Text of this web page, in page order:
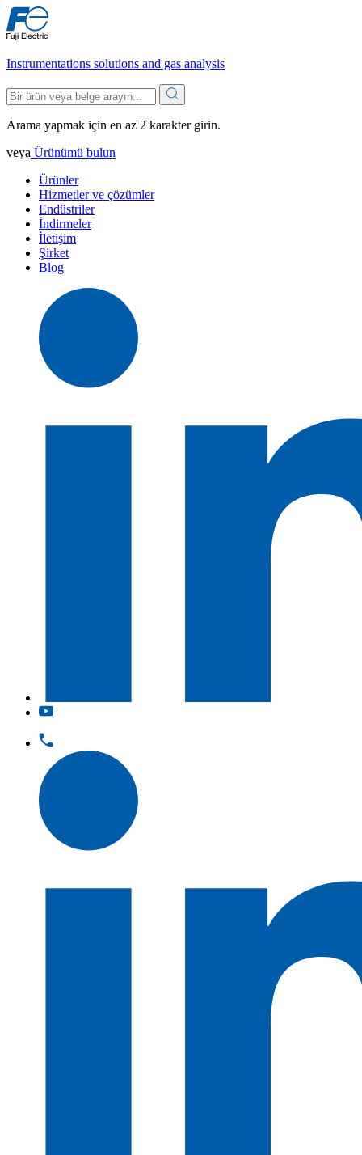
Instrumentations solutions and gas analysis
Arama yapmak için en az 2 karakter girin.
veya Ürünümü bulun
Ürünler
Hizmetler ve çözümler
Endüstriler
İndirmeler
İletişim
Şirket
Blog